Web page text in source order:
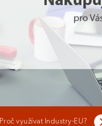
Proč využívat Industry-EU?